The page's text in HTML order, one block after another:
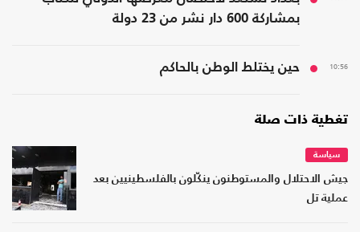
بمشاركة 600 دار نشر من 23 دولة
10:56 حين يختلط الوطن بالحاكم
تغطية ذات صلة
سياسة
جيش الاحتلال والمستوطنون ينكّلون بالفلسطينيين بعد
عملية تل